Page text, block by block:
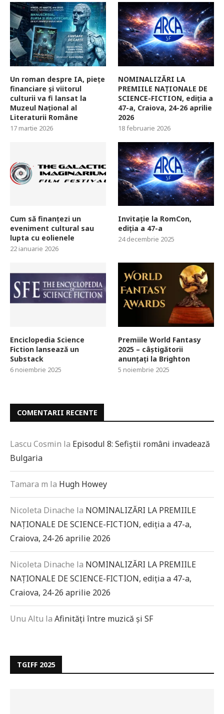
Un roman despre IA, piețe
financiare și viitorul
culturii va fi lansat la
Muzeul Național al
Literaturii Române
17 martie 2026
NOMINALIZĂRI LA
PREMIILE NAȚIONALE DE
SCIENCE-FICTION, ediția a
47-a, Craiova, 24-26 aprilie
2026
18 februarie 2026
Cum să finanțezi un
eveniment cultural sau
lupta cu eolienele
22 ianuarie 2026
Invitație la RomCon,
ediția a 47-a
24 decembrie 2025
Enciclopedia Science
Fiction lansează un
Substack
6 noiembrie 2025
Premiile World Fantasy
2025 – câștigătorii
anunțați la Brighton
5 noiembrie 2025
COMENTARII RECENTE
Lascu Cosmin la Episodul 8: Sefiștii români invadează
Bulgaria
Tamara m la Hugh Howey
Nicoleta Dinache la NOMINALIZĂRI LA PREMIILE
NAȚIONALE DE SCIENCE-FICTION, ediția a 47-a,
Craiova, 24-26 aprilie 2026
Nicoleta Dinache la NOMINALIZĂRI LA PREMIILE
NAȚIONALE DE SCIENCE-FICTION, ediția a 47-a,
Craiova, 24-26 aprilie 2026
Unu Altu la Afinități între muzică și SF
TGIFF 2025